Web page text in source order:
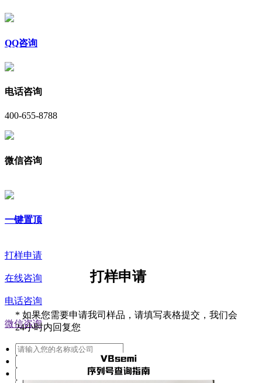
QQ咨询
电话咨询
400-655-8788
微信咨询
一键置顶
打样申请
在线咨询
电话咨询
微信咨询
打样申请
* 如果您需要申请我司样品，请填写表格提交，我们会
24小时内回复您